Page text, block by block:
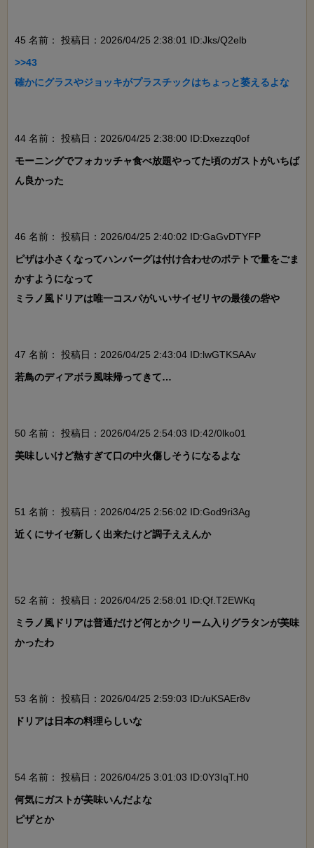
45 名前：
投稿日：2026/04/25 2:38:01 ID:Jks/Q2elb
>>43
確かにグラスやジョッキがプラスチックはちょっと萎えるよな
44 名前：
投稿日：2026/04/25 2:38:00 ID:Dxezzq0of
モーニングでフォカッチャ食べ放題やってた頃のガストがいちば
ん良かった
46 名前：
投稿日：2026/04/25 2:40:02 ID:GaGvDTYFP
ピザは小さくなってハンバーグは付け合わせのポテトで量をごま
かすようになって
ミラノ風ドリアは唯一コスパがいいサイゼリヤの最後の砦や
47 名前：
投稿日：2026/04/25 2:43:04 ID:lwGTKSAAv
若鳥のディアボラ風味帰ってきて…
50 名前：
投稿日：2026/04/25 2:54:03 ID:42/0lko01
美味しいけど熱すぎて口の中火傷しそうになるよな
51 名前：
投稿日：2026/04/25 2:56:02 ID:God9ri3Ag
近くにサイゼ新しく出来たけど調子ええんか
52 名前：
投稿日：2026/04/25 2:58:01 ID:Qf.T2EWKq
ミラノ風ドリアは普通だけど何とかクリーム入りグラタンが美味
かったわ
53 名前：
投稿日：2026/04/25 2:59:03 ID:/uKSAEr8v
ドリアは日本の料理らしいな
54 名前：
投稿日：2026/04/25 3:01:03 ID:0Y3IqT.H0
何気にガストが美味いんだよな
ピザとか